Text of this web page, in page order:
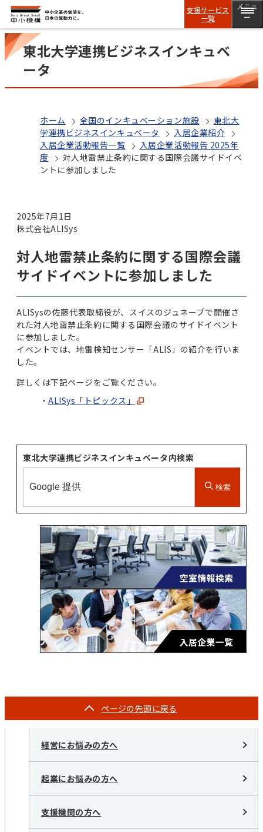
支援サービス
一覧
メニュ
ー
東北大学連携ビジネスインキュベ
ータ
ホーム 全国のインキュベーション施設
東北大
学連携ビジネスインキュベータ
入居企業紹介
入居企業活動報告一覧
入居企業活動報告 2025年
度
対人地雷禁止条約に関する国際会議サイドイベ
ントに参加しました
2025年7月1日
株式会社ALISys
対人地雷禁止条約に関する国際会議
サイドイベントに参加しました
ALISysの佐藤代表取締役が、スイスのジュネーブで開催さ
れた対人地雷禁止条約に関する国際会議のサイドイベント
に参加しました。
イベントでは、地雷検知センサー「ALIS」の紹介を行いま
した。
詳しくは下記ページをご覧ください。
ALISys「トピックス」
東北大学連携ビジネスインキュベータ内検索
検索
ページの先頭に戻る
経営にお悩みの方へ
起業にお悩みの方へ
支援機関の方へ